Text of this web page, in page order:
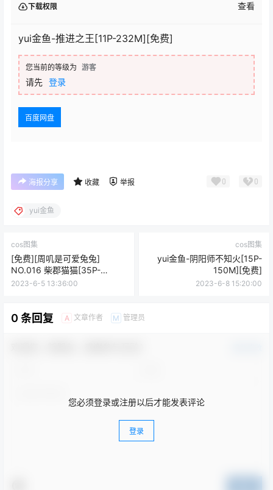
下载权限 查看
yui金鱼-推进之王[11P-232M][免费]
您当前的等级为 游客
请先 登录
百度网盘
海报分享 收藏 举报 0 0
yui金鱼
cos图集
[免费][周叽是可爱兔兔]
NO.016 柴郡猫猫[35P-
267MB]
2023-6-5 13:36:00
cos图集
yui金鱼-阴阳师不知火[15P-
150M][免费]
2023-6-8 15:20:00
0 条回复 A 文章作者 M 管理员
您必须登录或注册以后才能发表评论
登录